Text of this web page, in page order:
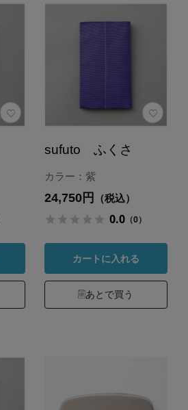
sufuto ふくさ
カラー：紫
24,750円 （税込）
0.0（0）
カートに入れる
あとで買う